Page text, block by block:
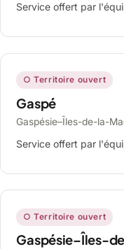
Service offert par
○ Territoire ouvert
Gaspé
Gaspésie–Îles-de-la-
Service offert par
○ Territoire ouvert
Gaspésie–Îles-